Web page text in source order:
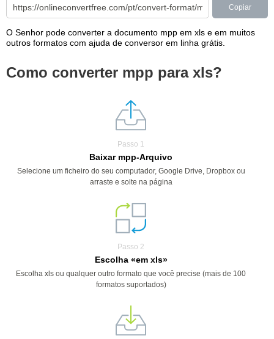
Copiar
O Senhor pode converter a documento mpp em xls e em muitos
outros formatos com ajuda de conversor em linha grátis.
Como converter mpp para xls?
Passo 1
Baixar mpp-Arquivo
Selecione um ficheiro do seu computador, Google Drive, Dropbox ou
arraste e solte na página
Passo 2
Escolha «em xls»
Escolha xls ou qualquer outro formato que você precise (mais de 100
formatos suportados)